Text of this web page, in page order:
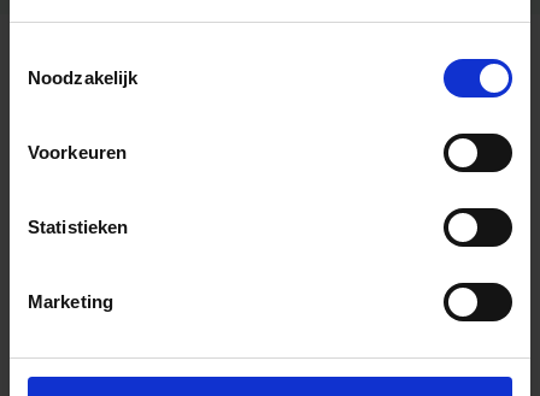
Noodzakelijk
Voorkeuren
Statistieken
Marketing
Algemene informatie
Foto’s ({{photos.length}})